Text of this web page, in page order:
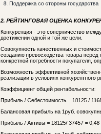
8. Поддержка со стороны государства
2. РЕЙТИНГОВАЯ ОЦЕНКА
Конкуренция - это соперничество
достижении одной и той же цели.
Совокупность качественных и
созданию превосходства товара
конкретной потребности покупателя,
Возможность эффективной
реализации в условиях конкурентного
Коэффициент общей рентабельности:
Прибыль / Себестоимость = 18125 /
Балансовая прибыль на 1руб.
Прибыль / Активы = 18125/ 37457 = 0,48